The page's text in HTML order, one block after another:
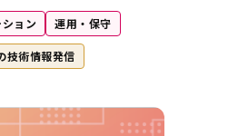
ョン 運用・保守
技術情報発信